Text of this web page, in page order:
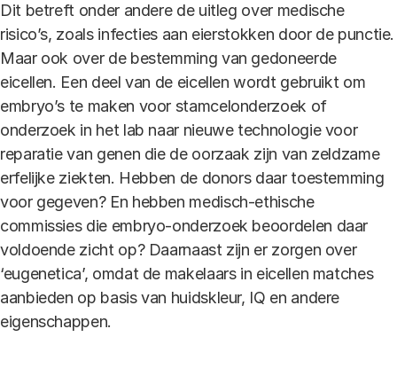
Dit betreft onder andere de uitleg over medische
risico’s, zoals infecties aan eierstokken door de punctie.
Maar ook over de bestemming van gedoneerde
eicellen. Een deel van de eicellen wordt gebruikt om
embryo’s te maken voor stamcelonderzoek of
onderzoek in het lab naar nieuwe technologie voor
reparatie van genen die de oorzaak zijn van zeldzame
erfelijke ziekten. Hebben de donors daar toestemming
voor gegeven? En hebben medisch-ethische
commissies die embryo-onderzoek beoordelen daar
voldoende zicht op? Daarnaast zijn er zorgen over
‘eugenetica’, omdat de makelaars in eicellen matches
aanbieden op basis van huidskleur, IQ en andere
eigenschappen.